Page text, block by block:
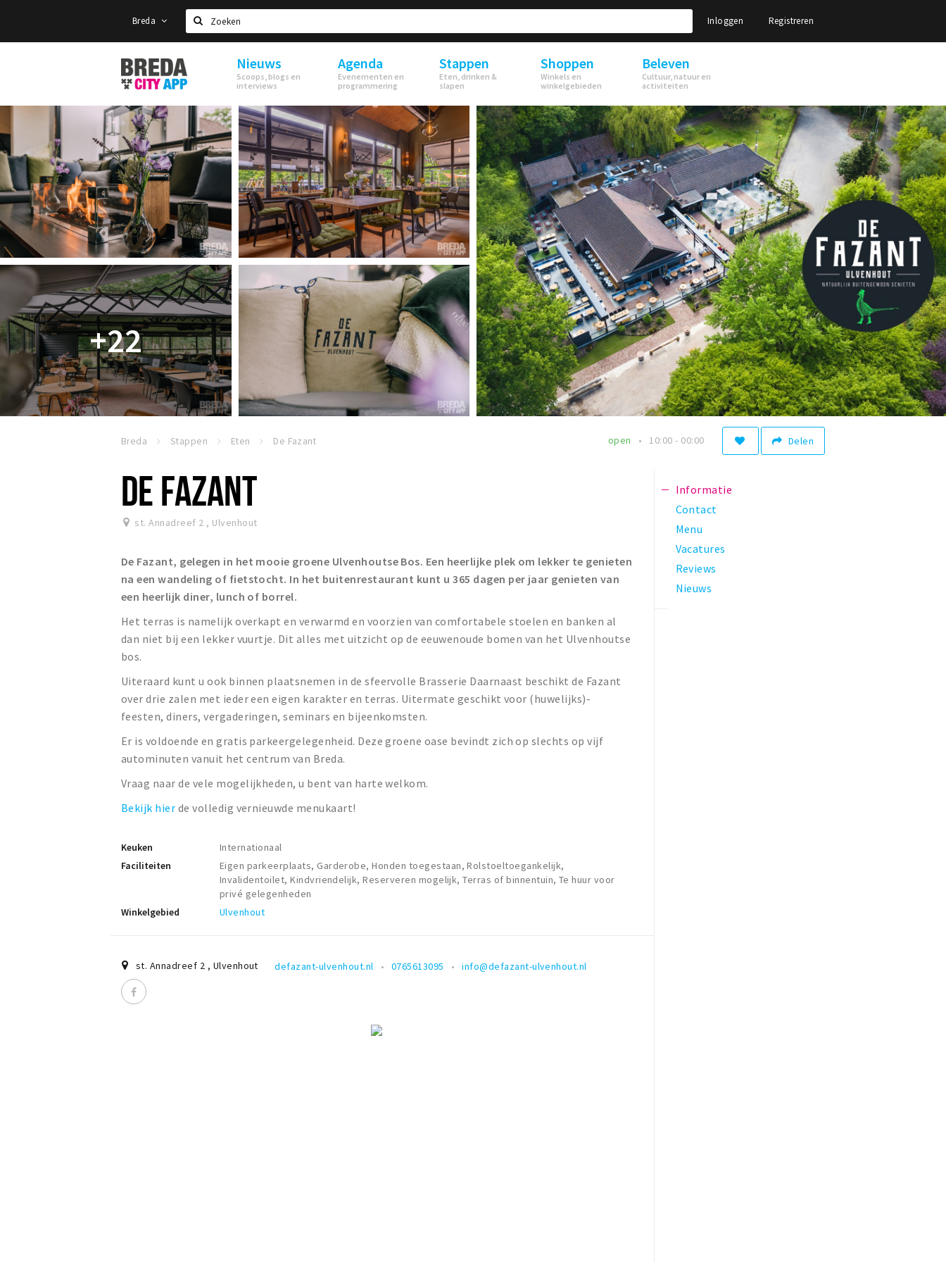
Breda
Zoeken
Inloggen Registreren
Stappen
&
Shoppen
Breda
Nieuws
Scoops, blogs en
interviews
Agenda
Evenementen en
programmering
Stappen
Eten, drinken &
slapen
Shoppen
Winkels en
winkelgebieden
Beleven
Cultuur, natuur en
activiteiten
+22
Breda Stappen Eten De Fazant Delen
open 10:00 - 00:00
DE FAZANT
st. Annadreef 2 , Ulvenhout
De Fazant, gelegen in het mooie groene Ulvenhoutse Bos. Een heerlijke plek om lekker te genieten
na een wandeling of fietstocht. In het buitenrestaurant kunt u 365 dagen per jaar genieten van
een heerlijk diner, lunch of borrel.
Het terras is namelijk overkapt en verwarmd en voorzien van comfortabele stoelen en banken al
dan niet bij een lekker vuurtje. Dit alles met uitzicht op de eeuwenoude bomen van het Ulvenhoutse
bos.
Uiteraard kunt u ook binnen plaatsnemen in de sfeervolle Brasserie Daarnaast beschikt de Fazant
over drie zalen met ieder een eigen karakter en terras. Uitermate geschikt voor (huwelijks)-
feesten, diners, vergaderingen, seminars en bijeenkomsten.
Er is voldoende en gratis parkeergelegenheid. Deze groene oase bevindt zich op slechts op vijf
autominuten vanuit het centrum van Breda.
Vraag naar de vele mogelijkheden, u bent van harte welkom.
Bekijk hier de volledig vernieuwde menukaart!
Keuken
Internationaal
Faciliteiten
Eigen parkeerplaats, Garderobe, Honden toegestaan, Rolstoeltoegankelijk,
Invalidentoilet, Kindvriendelijk, Reserveren mogelijk, Terras of binnentuin, Te huur voor
privé gelegenheden
Winkelgebied
Ulvenhout
st. Annadreef 2 , Ulvenhout defazant-ulvenhout.nl 0765613095 info@defazant-ulvenhout.nl
Informatie
Contact
Menu
Vacatures
Reviews
Nieuws